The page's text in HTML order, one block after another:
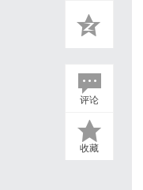
评论
收藏